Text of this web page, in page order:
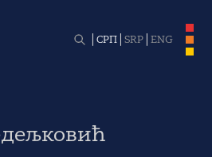
СРП SRP ENG